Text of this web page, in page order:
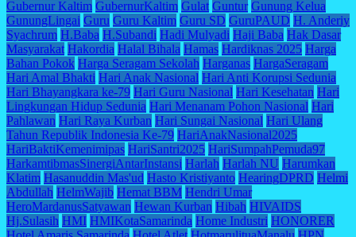
Gubernur Kaltim GubernurKaltim Gulat Guntur Gunung Kelua
GunungLingai Guru Guru Kaltim Guru SD GuruPAUD H. Anderiy
Syachrum H.Baba H.Subandi Hadi Mulyadi Haji Baba Hak Dasar
Masyarakat Hakordia Halal Bihala Hamas Hardiknas 2025 Harga
Bahan Pokok Harga Seragam Sekolah Harganas HargaSeragam
Hari Amal Bhakti Hari Anak Nasional Hari Anti Korupsi Sedunia
Hari Bhayangkara ke-79 Hari Guru Nasional Hari Kesehatan Hari
Lingkungan Hidup Sedunia Hari Menanam Pohon Nasional Hari
Pahlawan Hari Raya Kurban Hari Sungai Nasional Hari Ulang
Tahun Republik Indonesia Ke-79 HariAnakNasional2025
HariBaktiKemenimipas HariSantri2025 HariSumpahPemuda97
HarkamtibmasSinergiAntarInstansi Harlah Harlah NU Harumkan
Klatim Hasanuddin Mas'ud Hasto Kristiyanto HearingDPRD Helmi
Abdullah HelmWajib Hemat BBM Hendri Umar
HeroMardanusSatyawan Hewan Kurban Hibah HIVAIDS
Hj.Sulasih HMI HMIKotaSamarinda Home Industri HONORER